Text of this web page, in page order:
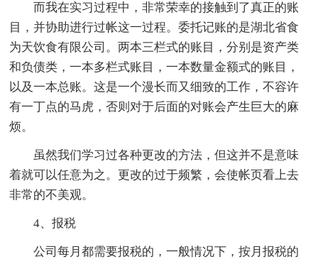
而我在实习过程中，非常荣幸的接触到了真正的账
目，并协助进行过帐这一过程。委托记账的是湖北省食
为天饮食有限公司。两本三栏式的账目，分别是资产类
和负债类，一本多栏式账目，一本数量金额式的账目，
以及一本总账。这是一个漫长而又细致的工作，不容许
有一丁点的马虎，否则对于后面的对账会产生巨大的麻
烦。
虽然我们学习过各种更改的方法，但这并不是意味
着就可以任意为之。更改的过于频繁，会使帐页看上去
非常的不美观。
4、报税
公司每月都需要报税的，一般情况下，按月报税的